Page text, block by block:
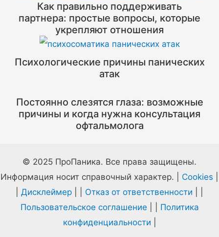
Как правильно поддерживать
партнера: простые вопросы, которые
укрепляют отношения
Психологические причины панических
атак
Постоянно слезятся глаза: возможные
причины и когда нужна консультация
офтальмолога
© 2025 ПроПаника. Все права защищены.
Информация носит справочный характер. | Cookies
Дисклеймер Отказ от ответственности
Пользовательское соглашение
Политика
конфиденциальности